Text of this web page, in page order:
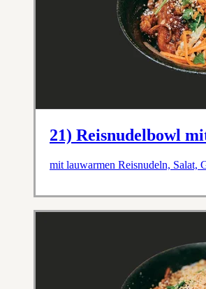
21) Reisnudelbowl
mit lauwarmen Reisnudeln, Salat,